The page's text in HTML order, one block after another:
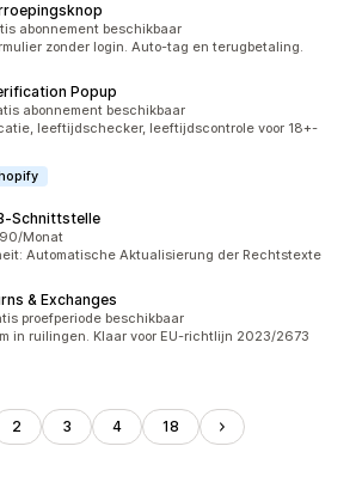
totaal
abonnement beschikbaar
zonder login. Auto-tag en terugbetaling.
Popup
totaal
abonnement beschikbaar
leeftijdschecker, leeftijdscontrole voor 18+-
totaal
Monat
Automatische Aktualisierung der Rechtstexte
& Exchanges
totaal
proefperiode beschikbaar
in ruilingen. Klaar voor EU-richtlijn 2023/2673
2 3 4 18